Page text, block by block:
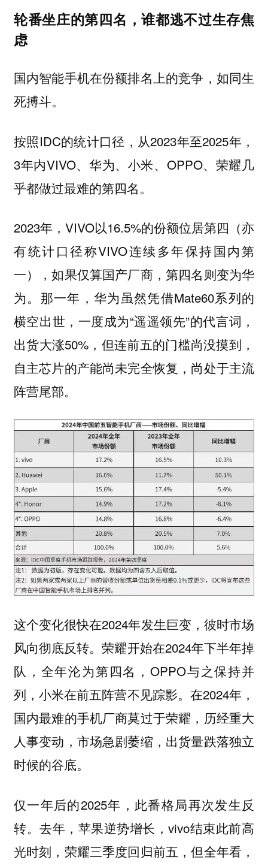
轮番坐庄的第四名，谁都逃不过生存焦
虑
国内智能手机在份额排名上的竞争，如同生
死搏斗。
按照IDC的统计口径，从2023年至2025年，
3年内VIVO、华为、小米、OPPO、荣耀几
乎都做过最难的第四名。
2023年，VIVO以16.5%的份额位居第四（亦
有统计口径称VIVO连续多年保持国内第
一），如果仅算国产厂商，第四名则变为华
为。那一年，华为虽然凭借Mate60系列的
横空出世，一度成为“遥遥领先”的代言词，
出货大涨50%，但连前五的门槛尚没摸到，
自主芯片的产能尚未完全恢复，尚处于主流
阵营尾部。
这个变化很快在2024年发生巨变，彼时市场
风向彻底反转。荣耀开始在2024年下半年掉
队，全年沦为第四名，OPPO与之保持并
列，小米在前五阵营不见踪影。在2024年，
国内最难的手机厂商莫过于荣耀，历经重大
人事变动，市场急剧萎缩，出货量跌落独立
时候的谷底。
仅一年后的2025年，此番格局再次发生反
转。去年，苹果逆势增长，vivo结束此前高
光时刻，荣耀三季度回归前五，但全年看，